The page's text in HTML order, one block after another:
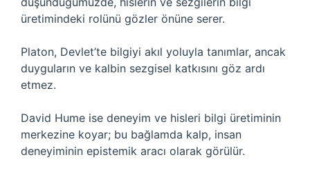
üretimindeki rolünü gözler önüne serer.
Platon, Devlet’te bilgiyi akıl yoluyla tanımlar, ancak
duyguların ve kalbin sezgisel katkısını göz ardı
etmez.
David Hume ise deneyim ve hisleri bilgi üretiminin
merkezine koyar; bu bağlamda kalp, insan
deneyiminin epistemik aracı olarak görülür.